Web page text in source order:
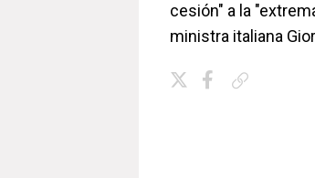
cesión" a la
ministra italiana